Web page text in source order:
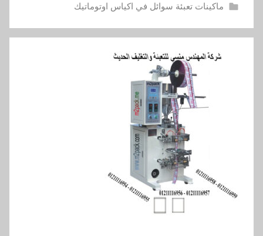
ماكينات تعبئة سوائل في اكياس اوتوماتيك